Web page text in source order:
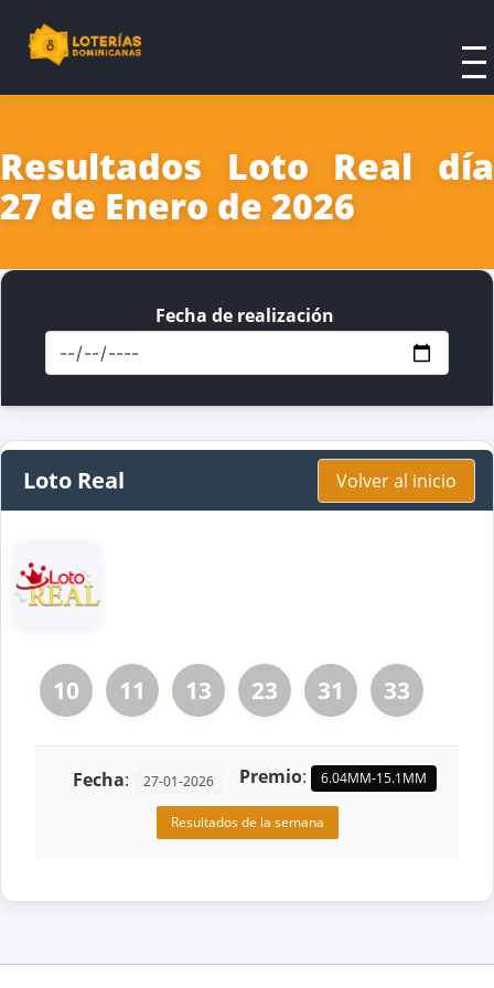
Resultados Loto Real día
27 de Enero de 2026
Fecha de realización
Loto Real Volver al inicio
10 11 13 23 31 33
Fecha: 27-01-2026 Premio: 6.04MM-15.1MM
Resultados de la semana